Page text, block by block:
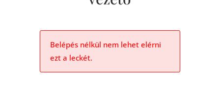
Belépés nélkül nem lehet elérni
ezt a leckét.